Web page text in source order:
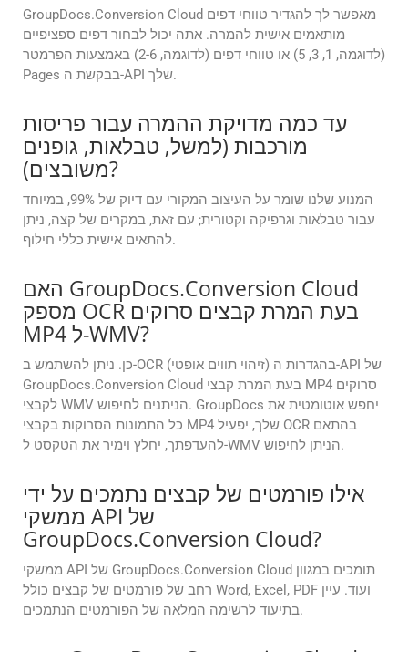
GroupDocs.Conversion Cloud מאפשר לך להגדיר טווחי דפים
מותאמים אישית להמרה. אתה יכול לבחור דפים ספציפיים
(לדוגמה, 1, 3, 5) או טווחי דפים (לדוגמה, 2-6) באמצעות הפרמטר
Pages בבקשת ה-API שלך.
עד כמה מדויקת ההמרה עבור פריסות
מורכבות (למשל, טבלאות, גופנים
משובצים)?
המנוע שלנו שומר על העיצוב המקורי עם דיוק של 99%, במיוחד
עבור טבלאות וגרפיקה וקטורית; עם זאת, במקרים של קצה, ניתן
להתאים אישית כללי חילוף.
האם GroupDocs.Conversion Cloud
מספק OCR בעת המרת קבצים סרוקים
MP4 ל-WMV?
כן. ניתן להשתמש ב-OCR (זיהוי תווים אופטי) בהגדרות ה-API של
GroupDocs.Conversion Cloud בעת המרת קבצי MP4 סרוקים
לקבצי WMV הניתנים לחיפוש. GroupDocs יחפש אוטומטית את
כל התמונות הסרוקות בקבצי MP4 שלך, יפעיל OCR בהתאם
להעדפתך, יחלץ וימיר את הטקסט ל-WMV הניתן לחיפוש.
אילו פורמטים של קבצים נתמכים על ידי
ממשקי API של
GroupDocs.Conversion Cloud?
ממשקי API של GroupDocs.Conversion Cloud תומכים במגוון
רחב של פורמטים של קבצים כולל Word, Excel, PDF ועוד. עיין
בתיעוד לרשימה המלאה של הפורמטים הנתמכים.